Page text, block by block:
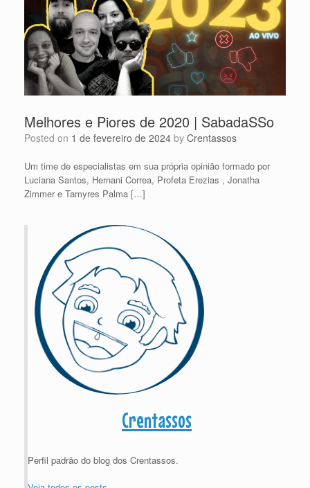
Melhores e Piores de 2020 | SabadaSSo
Posted on 1 de fevereiro de 2024 by Crentassos
Um time de especialistas em sua própria opinião formado por
Luciana Santos, Hernani Correa, Profeta Erezias , Jonatha
Zimmer e Tamyres Palma […]
Crentassos
Perfil padrão do blog dos Crentassos.